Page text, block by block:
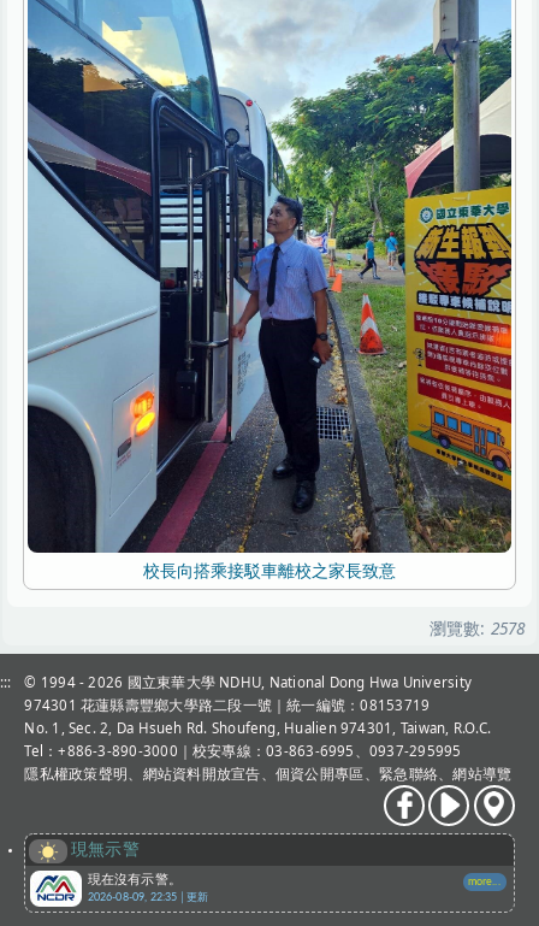
校長向搭乘接駁車離校之家長致意
瀏覽數: 2578
::: © 1994 - 2026 國立東華大學 NDHU, National Dong Hwa University
974301 花蓮縣壽豐鄉大學路二段一號｜統一編號：08153719
No. 1, Sec. 2, Da Hsueh Rd. Shoufeng, Hualien 974301, Taiwan, R.O.C.
Tel：+886-3-890-3000 ｜校安專線：03-863-6995、0937-295995
隱私權政策聲明
網站資料開放宣告 個資公開專區 、緊急聯絡 、網站導覽
現無示警
現在沒有示警。
more...
2026-08-09, 22:35│更新